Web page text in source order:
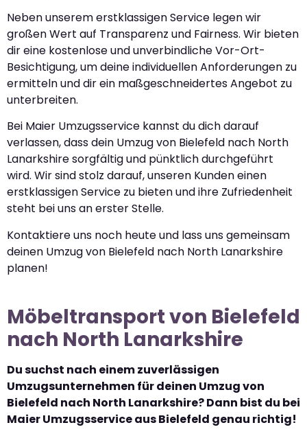
Neben unserem erstklassigen Service legen wir
großen Wert auf Transparenz und Fairness. Wir bieten
dir eine kostenlose und unverbindliche Vor-Ort-
Besichtigung, um deine individuellen Anforderungen zu
ermitteln und dir ein maßgeschneidertes Angebot zu
unterbreiten.
Bei Maier Umzugsservice kannst du dich darauf
verlassen, dass dein Umzug von Bielefeld nach North
Lanarkshire sorgfältig und pünktlich durchgeführt
wird. Wir sind stolz darauf, unseren Kunden einen
erstklassigen Service zu bieten und ihre Zufriedenheit
steht bei uns an erster Stelle.
Kontaktiere uns noch heute und lass uns gemeinsam
deinen Umzug von Bielefeld nach North Lanarkshire
planen!
Möbeltransport von Bielefeld
nach North Lanarkshire
Du suchst nach einem zuverlässigen
Umzugsunternehmen für deinen Umzug von
Bielefeld nach North Lanarkshire? Dann bist du bei
Maier Umzugsservice aus Bielefeld genau richtig!